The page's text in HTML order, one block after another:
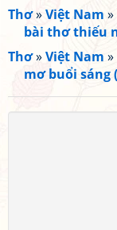
Thơ»Việt Nam »
bài thơ thiếu
Thơ»Việt Nam »
mơ buổi sáng